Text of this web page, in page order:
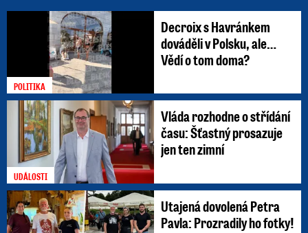
POLITIKA
Decroix s Havránkem
dováděli v Polsku, ale…
Vědí o tom doma?
UDÁLOSTI
Vláda rozhodne o střídání
času: Šťastný prosazuje
jen ten zimní
Utajená dovolená Petra
Pavla: Prozradily ho fotky!